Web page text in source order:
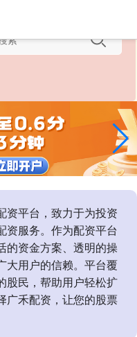
资平台，致力于为投资
资服务。作为配资平台
的资金方案、透明的操
大用户的信赖。平台覆
股民，帮助用户轻松扩
广禾配资，让您的股票